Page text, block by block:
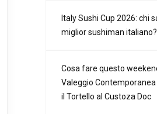
Italy Sushi Cup 2026: chi
miglior sushiman italiano?
Cosa fare questo
Valeggio
il Tortello al Custoza Doc